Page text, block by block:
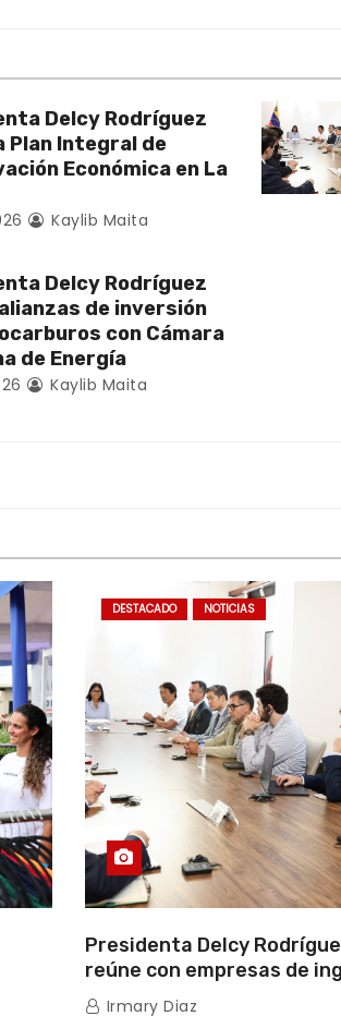
Delcy Rodríguez
Plan Integral de
Económica en La
Kaylib Maita
Delcy Rodríguez
de inversión
con Cámara
de Energía
Kaylib Maita
DESTACADO NOTICIAS
Presidenta Delcy
reúne con empresas de
sísmica Miyamoto
TFI Solutions
Irmary Diaz